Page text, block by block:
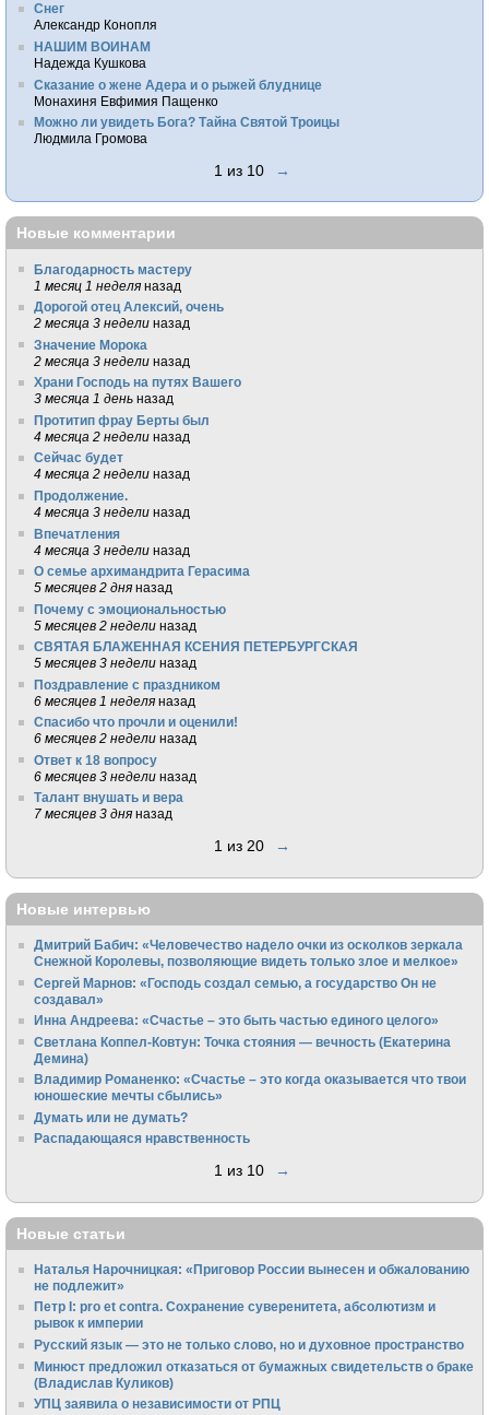
Снег
Александр Конопля
НАШИМ ВОИНАМ
Надежда Кушкова
Сказание о жене Адера и о рыжей блуднице
Монахиня Евфимия Пащенко
Можно ли увидеть Бога? Тайна Святой Троицы
Людмила Громова
1 из 10 →
Новые комментарии
Благодарность мастеру
1 месяц 1 неделя назад
Дорогой отец Алексий, очень
2 месяца 3 недели назад
Значение Морока
2 месяца 3 недели назад
Храни Господь на путях Вашего
3 месяца 1 день назад
Протитип фрау Берты был
4 месяца 2 недели назад
Сейчас будет
4 месяца 2 недели назад
Продолжение.
4 месяца 3 недели назад
Впечатления
4 месяца 3 недели назад
О семье архимандрита Герасима
5 месяцев 2 дня назад
Почему с эмоциональностью
5 месяцев 2 недели назад
СВЯТАЯ БЛАЖЕННАЯ КСЕНИЯ ПЕТЕРБУРГСКАЯ
5 месяцев 3 недели назад
Поздравление с праздником
6 месяцев 1 неделя назад
Спасибо что прочли и оценили!
6 месяцев 2 недели назад
Ответ к 18 вопросу
6 месяцев 3 недели назад
Талант внушать и вера
7 месяцев 3 дня назад
1 из 20 →
Новые интервью
Дмитрий Бабич: «Человечество надело очки из осколков зеркала
Снежной Королевы, позволяющие видеть только злое и мелкое»
Сергей Марнов: «Господь создал семью, а государство Он не
создавал»
Инна Андреева: «Счастье – это быть частью единого целого»
Светлана Коппел-Ковтун: Точка стояния — вечность (Екатерина
Демина)
Владимир Романенко: «Счастье – это когда оказывается что твои
юношеские мечты сбылись»
Думать или не думать?
Распадающаяся нравственность
1 из 10 →
Новые статьи
Наталья Нарочницкая: «Приговор России вынесен и обжалованию
не подлежит»
Петр I: pro et contra. Сохранение суверенитета, абсолютизм и
рывок к империи
Русский язык — это не только слово, но и духовное пространство
Минюст предложил отказаться от бумажных свидетельств о браке
(Владислав Куликов)
УПЦ заявила о независимости от РПЦ